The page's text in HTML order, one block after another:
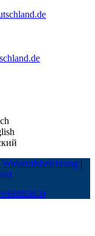
Widerrufsbelehrung |